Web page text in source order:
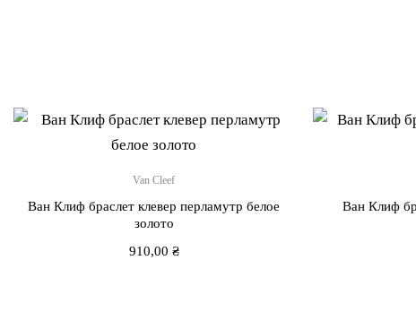
Van Cleef
Ван Клиф браслет клевер перламутр белое
золото
910,00 ₴
Ван Клиф